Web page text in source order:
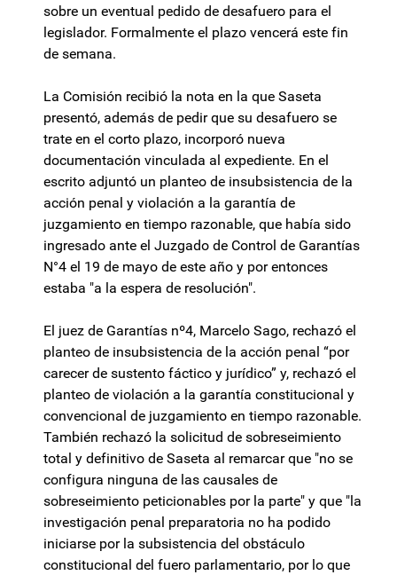
sobre un eventual pedido de desafuero para el
legislador. Formalmente el plazo vencerá este fin
de semana.
La Comisión recibió la nota en la que Saseta
presentó, además de pedir que su desafuero se
trate en el corto plazo, incorporó nueva
documentación vinculada al expediente. En el
escrito adjuntó un planteo de insubsistencia de la
acción penal y violación a la garantía de
juzgamiento en tiempo razonable, que había sido
ingresado ante el Juzgado de Control de Garantías
N°4 el 19 de mayo de este año y por entonces
estaba "a la espera de resolución".
El juez de Garantías nº4, Marcelo Sago, rechazó el
planteo de insubsistencia de la acción penal “por
carecer de sustento fáctico y jurídico” y, rechazó el
planteo de violación a la garantía constitucional y
convencional de juzgamiento en tiempo razonable.
También rechazó la solicitud de sobreseimiento
total y definitivo de Saseta al remarcar que "no se
configura ninguna de las causales de
sobreseimiento peticionables por la parte" y que "la
investigación penal preparatoria no ha podido
iniciarse por la subsistencia del obstáculo
constitucional del fuero parlamentario, por lo que